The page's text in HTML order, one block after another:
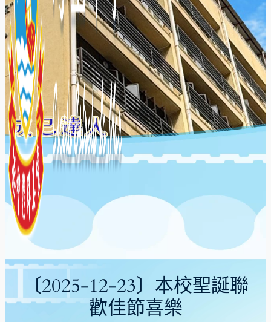
〔2025-12-23〕本校聖誕聯
歡佳節喜樂